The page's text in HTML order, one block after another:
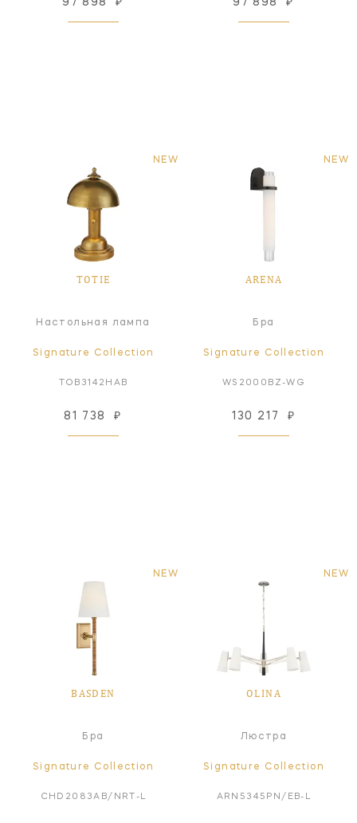
NEW
TOTIE
Настольная лампа
Signature Collection
TOB3142HAB
81 738 ₽
NEW
ARENA
Бра
Signature Collection
WS2000BZ-WG
130 217 ₽
NEW
BASDEN
Бра
Signature Collection
CHD2083AB/NRT-L
NEW
OLINA
Люстра
Signature Collection
ARN5345PN/EB-L